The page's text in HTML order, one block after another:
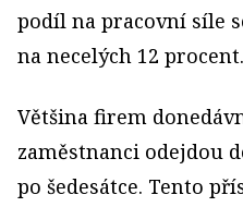
podíl na pracovní síle
na necelých 12 procent.
Většina firem
zaměstnanci odejdou
po šedesátce. Tento